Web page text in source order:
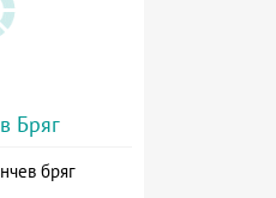
Бряг
бряг